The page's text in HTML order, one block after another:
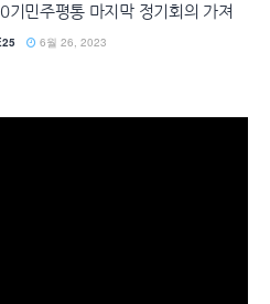
기민주평통 마지막 정기회의 가져
6월 26, 2023